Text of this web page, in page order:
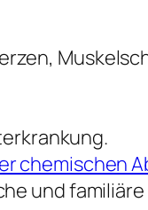
chemischen
und familiäre